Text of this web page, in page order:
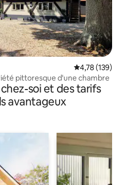
Évaluation
4,78 (139)
pittoresque d'une chambre
soi et des tarifs
avantageux